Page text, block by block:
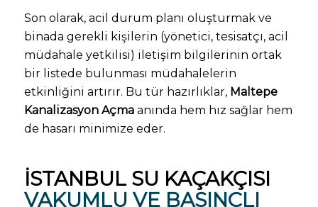
Son olarak, acil durum planı oluşturmak ve
binada gerekli kişilerin (yönetici, tesisatçı, acil
müdahale yetkilisi) iletişim bilgilerinin ortak
bir listede bulunması müdahalelerin
etkinliğini artırır. Bu tür hazırlıklar, Maltepe
Kanalizasyon Açmaanında hem hız sağlar hem
de hasarı minimize eder.
İSTANBUL SU KAÇAKÇISI
VAKUMLU VE BASINÇLI